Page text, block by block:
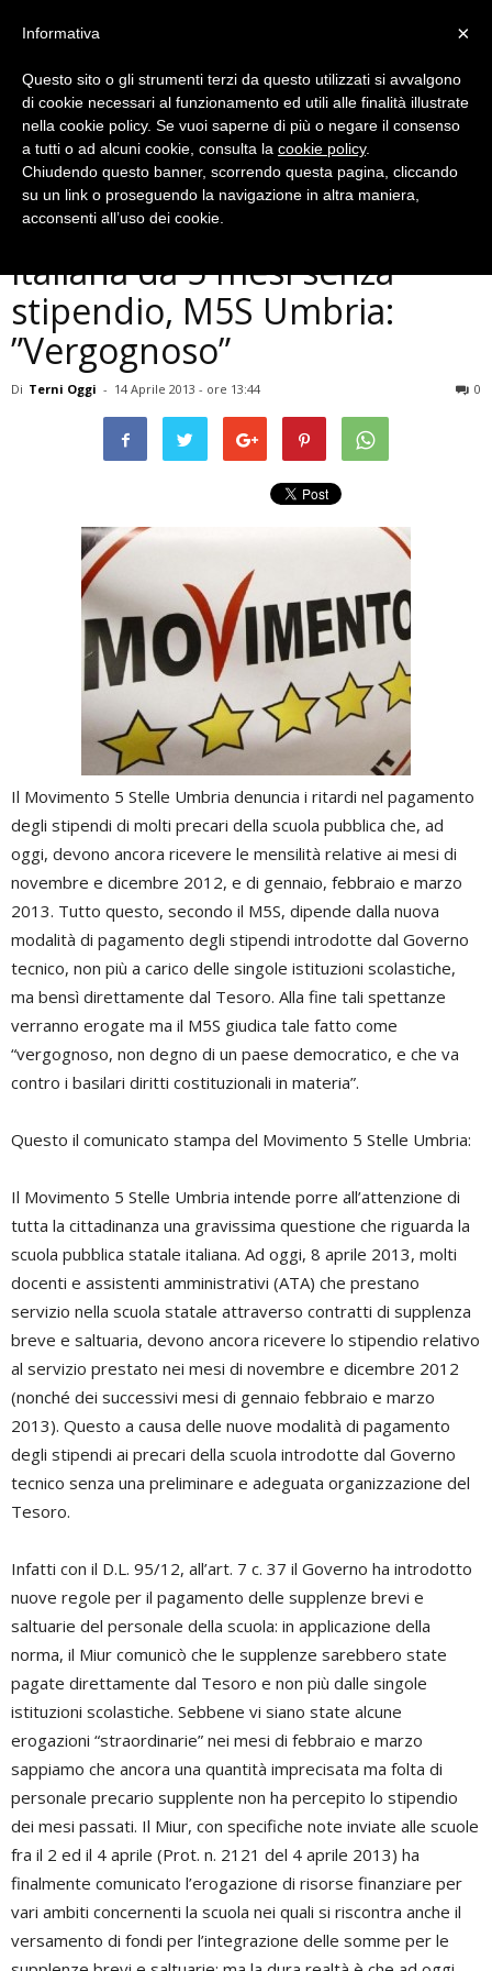
Politica
Molti precari della scuola
italiana da 5 mesi senza
stipendio, M5S Umbria:
”Vergognoso”
Di Terni Oggi - 14 Aprile 2013 - ore 13:44 0
Il Movimento 5 Stelle Umbria denuncia i ritardi nel pagamento
degli stipendi di molti precari della scuola pubblica che, ad
oggi, devono ancora ricevere le mensilità relative ai mesi di
novembre e dicembre 2012, e di gennaio, febbraio e marzo
2013. Tutto questo, secondo il M5S, dipende dalla nuova
modalità di pagamento degli stipendi introdotte dal Governo
tecnico, non più a carico delle singole istituzioni scolastiche,
ma bensì direttamente dal Tesoro. Alla fine tali spettanze
verranno erogate ma il M5S giudica tale fatto come
“vergognoso, non degno di un paese democratico, e che va
contro i basilari diritti costituzionali in materia”.
Questo il comunicato stampa del Movimento 5 Stelle Umbria:
Il Movimento 5 Stelle Umbria intende porre all’attenzione di
tutta la cittadinanza una gravissima questione che riguarda la
scuola pubblica statale italiana. Ad oggi, 8 aprile 2013, molti
docenti e assistenti amministrativi (ATA) che prestano
servizio nella scuola statale attraverso contratti di supplenza
breve e saltuaria, devono ancora ricevere lo stipendio relativo
al servizio prestato nei mesi di novembre e dicembre 2012
(nonché dei successivi mesi di gennaio febbraio e marzo
2013). Questo a causa delle nuove modalità di pagamento
degli stipendi ai precari della scuola introdotte dal Governo
tecnico senza una preliminare e adeguata organizzazione del
Tesoro.
Infatti con il D.L. 95/12, all’art. 7 c. 37 il Governo ha introdotto
nuove regole per il pagamento delle supplenze brevi e
saltuarie del personale della scuola: in applicazione della
norma, il Miur comunicò che le supplenze sarebbero state
pagate direttamente dal Tesoro e non più dalle singole
istituzioni scolastiche. Sebbene vi siano state alcune
erogazioni “straordinarie” nei mesi di febbraio e marzo
sappiamo che ancora una quantità imprecisata ma folta di
personale precario supplente non ha percepito lo stipendio
dei mesi passati. Il Miur, con specifiche note inviate alle scuole
fra il 2 ed il 4 aprile (Prot. n. 2121 del 4 aprile 2013) ha
finalmente comunicato l’erogazione di risorse finanziare per
vari ambiti concernenti la scuola nei quali si riscontra anche il
versamento di fondi per l’integrazione delle somme per le
×
Informativa
Questo sito o gli strumenti terzi da questo utilizzati si avvalgono
di cookie necessari al funzionamento ed utili alle finalità illustrate
nella cookie policy. Se vuoi saperne di più o negare il consenso
a tutti o ad alcuni cookie, consulta la cookie policy.
Chiudendo questo banner, scorrendo questa pagina, cliccando
su un link o proseguendo la navigazione in altra maniera,
acconsenti all’uso dei cookie.